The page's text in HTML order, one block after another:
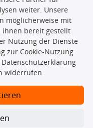
Datenbank dürfen
Datenbank ohne
zu verbreiten
zu lassen. Ein
identifizierte Ersatzteil
notwendig, um
weiter. Unsere
möglicherweise mit
ihnen bereit gestellt
Nutzung der Dienste
zur Cookie-Nutzung
widerrufen.